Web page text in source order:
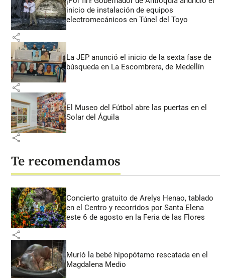
inicio de instalación de equipos
electromecánicos en Túnel del Toyo
share
La JEP anunció el inicio de la sexta fase de
búsqueda en La Escombrera, de Medellín
share
El Museo del Fútbol abre las puertas en el
Solar del Águila
share
Te recomendamos
Concierto gratuito de Arelys Henao, tablado
en el Centro y recorridos por Santa Elena
este 6 de agosto en la Feria de las Flores
share
Murió la bebé hipopótamo rescatada en el
Magdalena Medio